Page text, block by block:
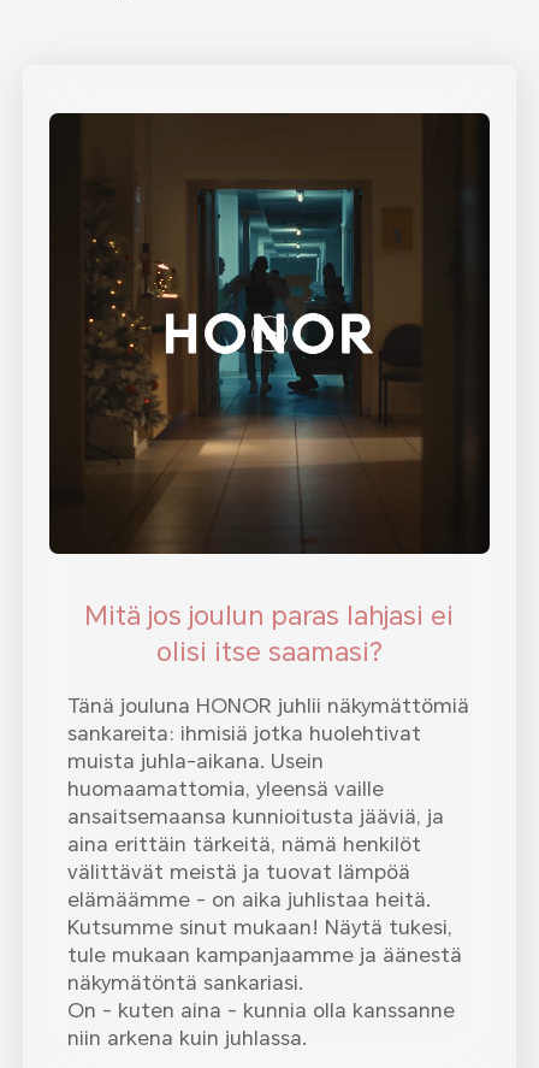
Mitä jos joulun paras lahjasi ei
olisi itse saamasi?
Tänä jouluna HONOR juhlii näkymättömiä
sankareita: ihmisiä jotka huolehtivat
muista juhla-aikana. Usein
huomaamattomia, yleensä vaille
ansaitsemaansa kunnioitusta jääviä, ja
aina erittäin tärkeitä, nämä henkilöt
välittävät meistä ja tuovat lämpöä
elämäämme - on aika juhlistaa heitä.
Kutsumme sinut mukaan! Näytä tukesi,
tule mukaan kampanjaamme ja äänestä
näkymätöntä sankariasi.
On - kuten aina - kunnia olla kanssanne
niin arkena kuin juhlassa.